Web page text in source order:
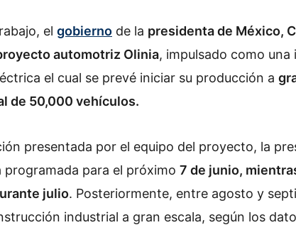
el gobierno de la presidenta de México,
automotriz Olinia, impulsado como
el cual se prevé iniciar su producción a
de 50,000 vehículos.
presentada por el equipo del proyecto, la
para el próximo 7 de junio,
julio. Posteriormente, entre agosto y
industrial a gran escala, según los